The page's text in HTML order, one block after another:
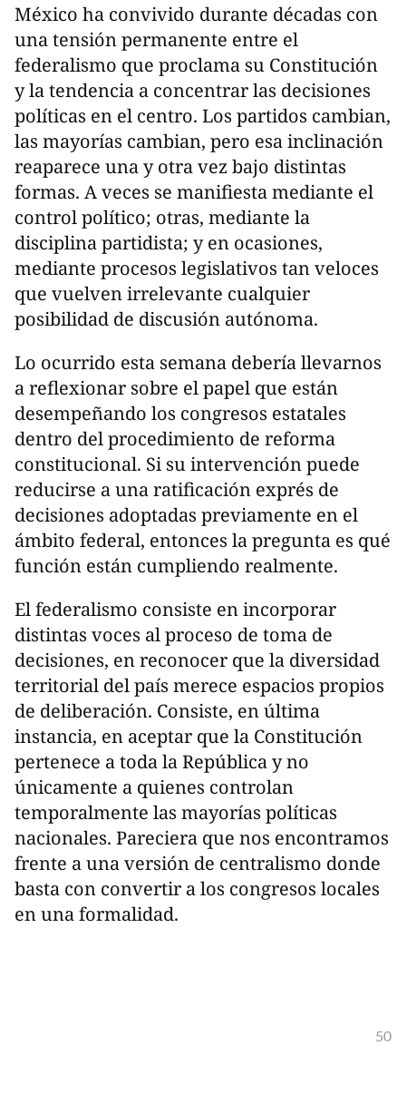
México ha convivido durante décadas con
una tensión permanente entre el
federalismo que proclama su Constitución
y la tendencia a concentrar las decisiones
políticas en el centro. Los partidos cambian,
las mayorías cambian, pero esa inclinación
reaparece una y otra vez bajo distintas
formas. A veces se manifiesta mediante el
control político; otras, mediante la
disciplina partidista; y en ocasiones,
mediante procesos legislativos tan veloces
que vuelven irrelevante cualquier
posibilidad de discusión autónoma.
Lo ocurrido esta semana debería llevarnos
a reflexionar sobre el papel que están
desempeñando los congresos estatales
dentro del procedimiento de reforma
constitucional. Si su intervención puede
reducirse a una ratificación exprés de
decisiones adoptadas previamente en el
ámbito federal, entonces la pregunta es qué
función están cumpliendo realmente.
El federalismo consiste en incorporar
distintas voces al proceso de toma de
decisiones, en reconocer que la diversidad
territorial del país merece espacios propios
de deliberación. Consiste, en última
instancia, en aceptar que la Constitución
pertenece a toda la República y no
únicamente a quienes controlan
temporalmente las mayorías políticas
nacionales. Pareciera que nos encontramos
frente a una versión de centralismo donde
basta con convertir a los congresos locales
en una formalidad.
50